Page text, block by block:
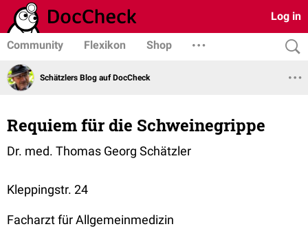
Log in
Community Flexikon Shop
Schätzlers Blog auf DocCheck
Requiem für die Schweinegrippe
Dr. med. Thomas Georg Schätzler
Kleppingstr. 24
Facharzt für Allgemeinmedizin